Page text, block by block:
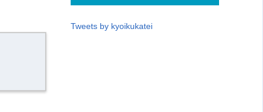
Tweets by kyoikukatei